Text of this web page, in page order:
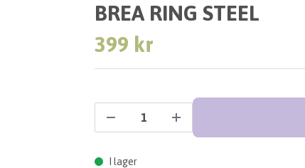
BREA RING STEEL
399 kr
I lager